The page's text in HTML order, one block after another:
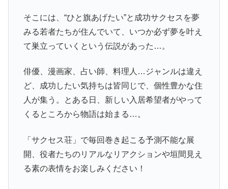
そこには、“ひと旗あげたい”と成功サクセスを夢
みる若者たちが住んでいて、いつか必ず夢を叶え
て巣立っていくという伝説があった…。
俳優、漫画家、占い師、料理人…ジャンルは違え
ど、成功したい気持ちは皆同じで、個性豊かな住
人が集う。とある日、新しい入居希望者がやって
くるところから物語は始まる…。
「サクセス荘」で毎回巻き起こる予測不能な展
開、役者たちのリアルなリアクションや垣間見え
る素の表情をお楽しみください！